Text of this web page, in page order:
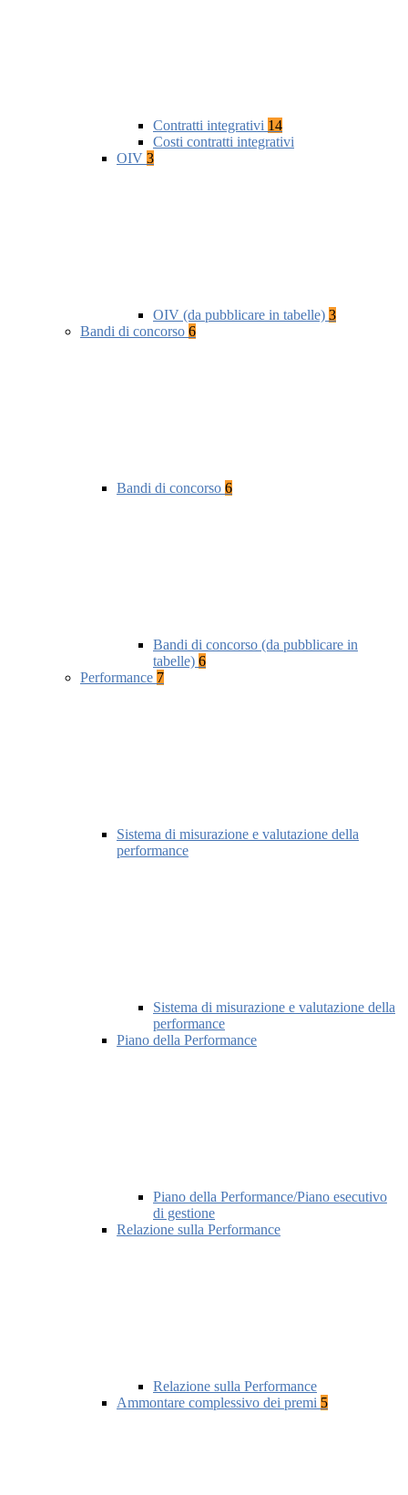
Contratti integrativi 14
Costi contratti integrativi
OIV 3
OIV (da pubblicare in tabelle) 3
Bandi di concorso 6
Bandi di concorso 6
Bandi di concorso (da pubblicare in
tabelle) 6
Performance 7
Sistema di misurazione e valutazione della
performance
Sistema di misurazione e valutazione della
performance
Piano della Performance
Piano della Performance/Piano esecutivo
di gestione
Relazione sulla Performance
Relazione sulla Performance
Ammontare complessivo dei premi 5